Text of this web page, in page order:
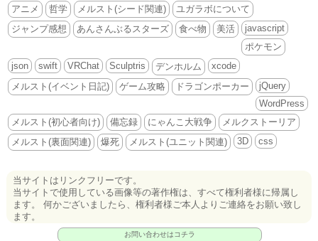
アニメ
哲学 メルスト(シード関連)
ユガラボについて
ジャンプ感想
あんさんぶるスターズ 食べ物 美活
javascript
ポケモン
json
swift VRChat Sculptris デンホルム
xcode
メルスト(イベント日記)
ゲーム攻略 ドラゴンポーカー
jQuery
WordPress
メルスト(初心者向け)
備忘録 にゃんこ大戦争
メルクストーリア
メルスト(裏面関連)
爆死 メルスト(ユニット関連) 3D css
当サイトはリンクフリーです。
当サイトで使用している画像等の著作権は、すべて権利者様に帰属し
ます。 何かございましたら、権利者様ご本人よりご連絡をお願い致し
ます。
お問い合わせはコチラ